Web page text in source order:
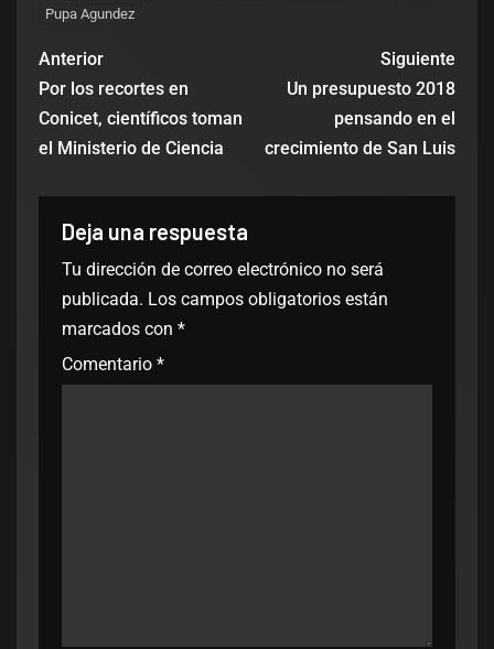
Pupa Agundez
Anterior
Por los recortes en
Conicet, científicos toman
el Ministerio de Ciencia
Siguiente
Un presupuesto 2018
pensando en el
crecimiento de San Luis
Deja una respuesta
Tu dirección de correo electrónico no será
publicada. Los campos obligatorios están
marcados con *
Comentario *